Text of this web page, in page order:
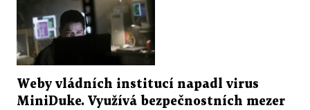
Weby vládních institucí napadl virus
MiniDuke. Využívá bezpečnostních mezer